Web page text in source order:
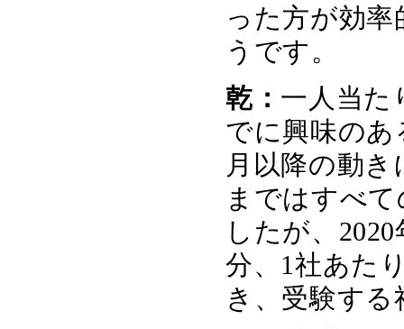
った方が効
うです。
乾： 一人当た
でに興味の
月以降の動
まではすべ
したが、
分、1社あた
き、受験す